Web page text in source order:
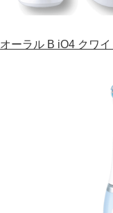
オーラル B iO4 クワイ